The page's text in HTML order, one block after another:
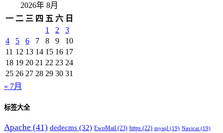
2026年 8月
一 二 三 四 五 六 日
1
2
3
4
5 6 7 8 9
10
11 12 13 14 15 16 17
18 19 20 21 22 23 24
25 26 27 28 29 30 31
« 7月
标签大全
Apache (41) dedecms (32) EwoMail (23) https (22) mysql (19) Navicat (19)